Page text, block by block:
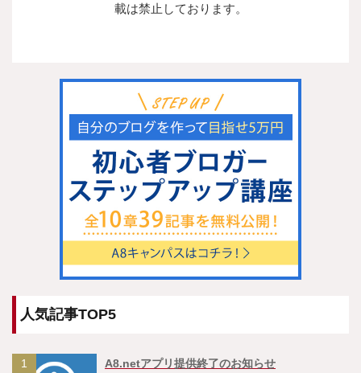
載は禁止しております。
人気記事TOP5
1 A8.netアプリ提供終了のお知らせ